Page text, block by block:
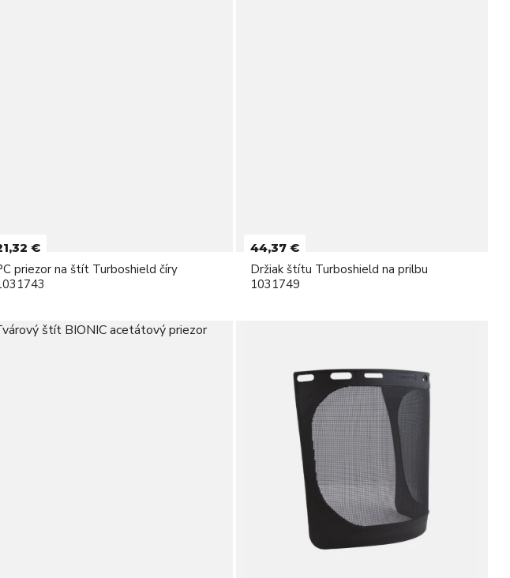
€
priezor na štít Turboshield číry
44,37 €
Držiak štítu Turboshield na prilbu
1031749